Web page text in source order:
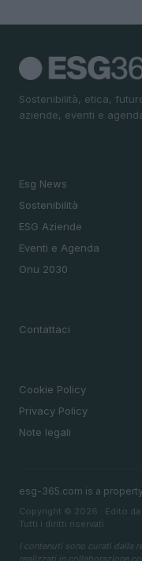
Sostenibilità, etica,
aziende, eventi e
Esg News
Sostenibilità
ESG Aziende
Eventi e Agenda
Onu 2030
Contattaci
Cookie Policy
Privacy Policy
Note legali
esg-365.com is a
Copyright © 2026 · Edito
Tutti i diritti riservati
I contenuti sono curati dalla